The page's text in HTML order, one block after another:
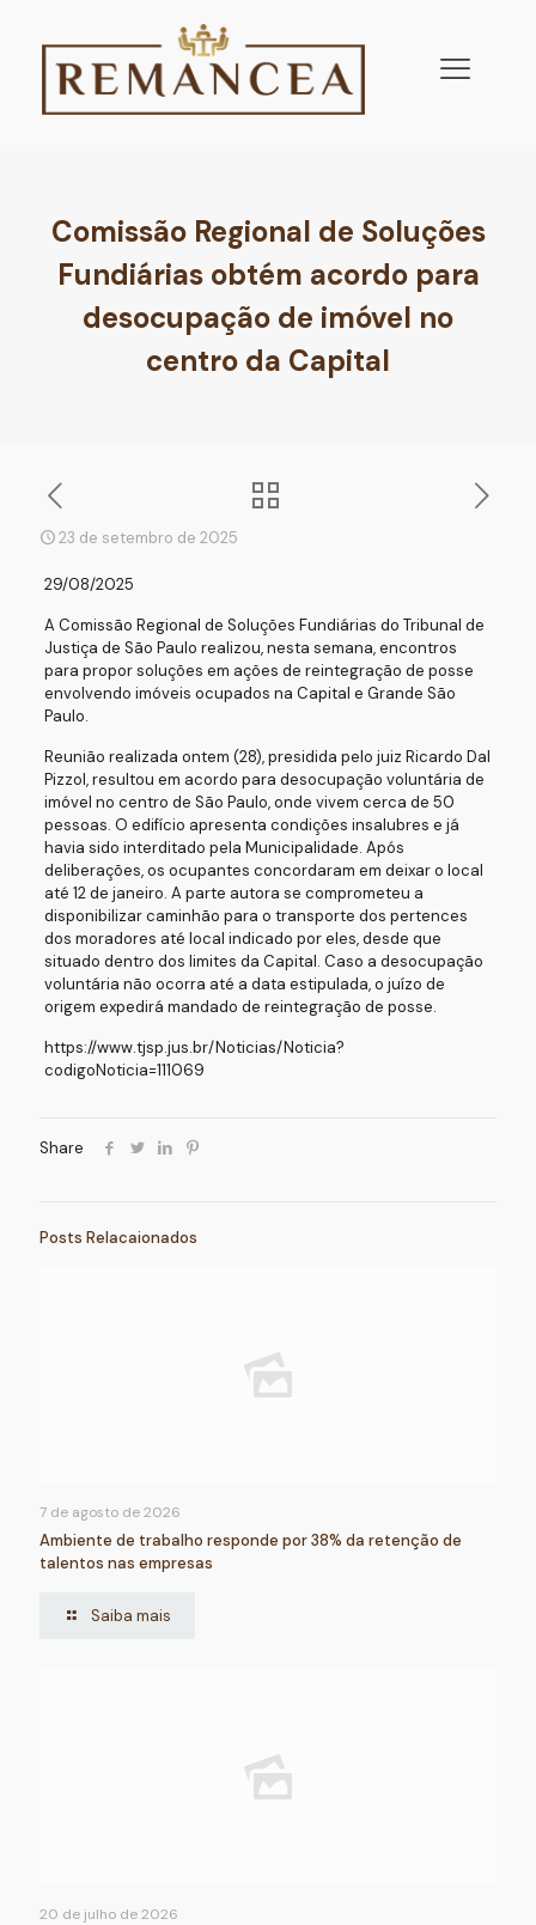
Comissão Regional de Soluções
Fundiárias obtém acordo para
desocupação de imóvel no
centro da Capital
23 de setembro de 2025
29/08/2025
A Comissão Regional de Soluções Fundiárias do Tribunal de
Justiça de São Paulo realizou, nesta semana, encontros
para propor soluções em ações de reintegração de posse
envolvendo imóveis ocupados na Capital e Grande São
Paulo.
Reunião realizada ontem (28), presidida pelo juiz Ricardo Dal
Pizzol, resultou em acordo para desocupação voluntária de
imóvel no centro de São Paulo, onde vivem cerca de 50
pessoas. O edifício apresenta condições insalubres e já
havia sido interditado pela Municipalidade. Após
deliberações, os ocupantes concordaram em deixar o local
até 12 de janeiro. A parte autora se comprometeu a
disponibilizar caminhão para o transporte dos pertences
dos moradores até local indicado por eles, desde que
situado dentro dos limites da Capital. Caso a desocupação
voluntária não ocorra até a data estipulada, o juízo de
origem expedirá mandado de reintegração de posse.
https://www.tjsp.jus.br/Noticias/Noticia?
codigoNoticia=111069
Share
Posts Relacaionados
7 de agosto de 2026
Ambiente de trabalho responde por 38% da retenção de
talentos nas empresas
Saiba mais
20 de julho de 2026